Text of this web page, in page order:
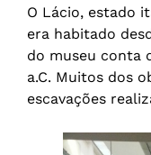
O Lácio, estado
era habitado
do museu conta
a.C. Muitos dos
escavações